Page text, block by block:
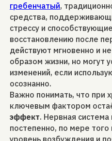
гребенчатый,
средства,
стрессу и
восстановлению после
действуют мгновенно и
образом жизни, но могут
изменений, если
осознанно.
Важно понимать, что при
ключевым фактором
эффект. Нервная система
постепенно, по мере
уровень возбуждения и